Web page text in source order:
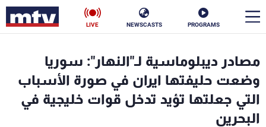
PROGRAMS
NEWSCASTS
LIVE
مصادر ديبلوماسية لـ"النهار": سوريا
وضعت حليفتها ايران في صورة الأسباب
التي جعلتها تؤيد تدخل قوات خليجية في
البحرين
الأخبار
سياسة ناس